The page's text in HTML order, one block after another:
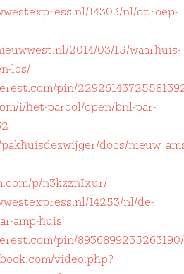
14303/nl/oproep-
2014/03/15/waarhuis-
los/
pin/
i/het-parool/open/bnl-par-
docs/
p/n3kzznIxur/
14253/nl/de-
amp-huis
pin/8936899235263190/
video.php?